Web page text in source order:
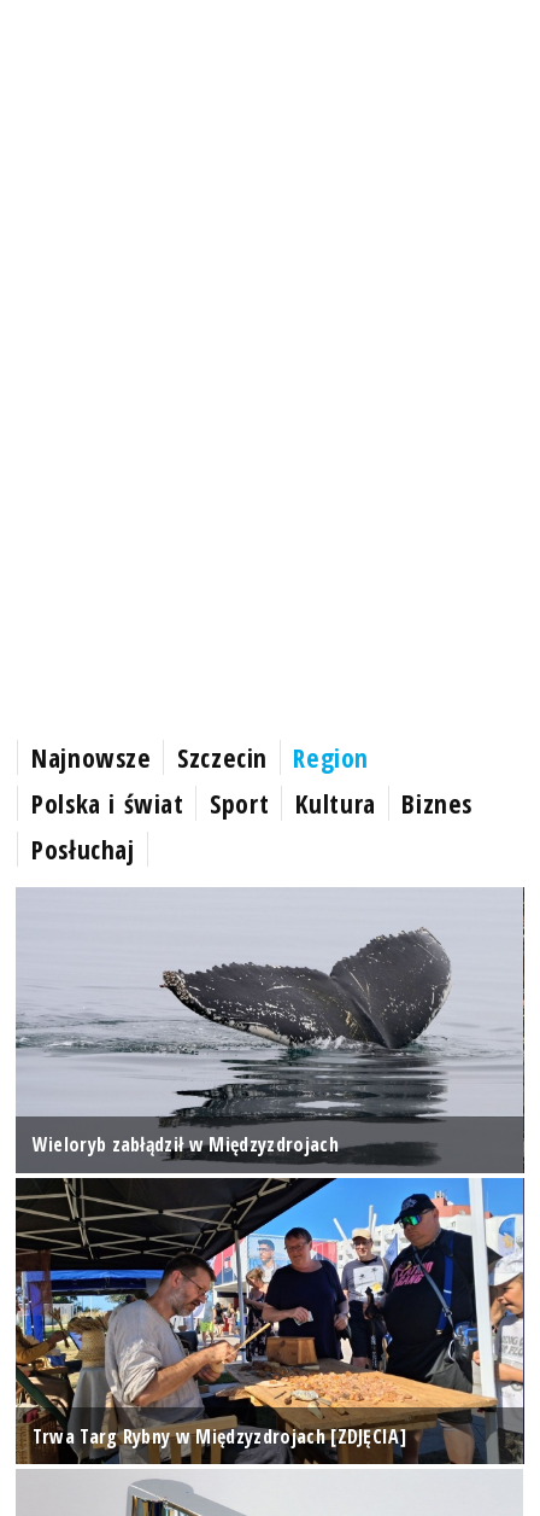
Najnowsze Szczecin
Region
Polska i świat
Sport Kultura
Biznes
Posłuchaj
Wieloryb zabłądził w Międzyzdrojach
Trwa Targ Rybny w Międzyzdrojach [ZDJĘCIA]